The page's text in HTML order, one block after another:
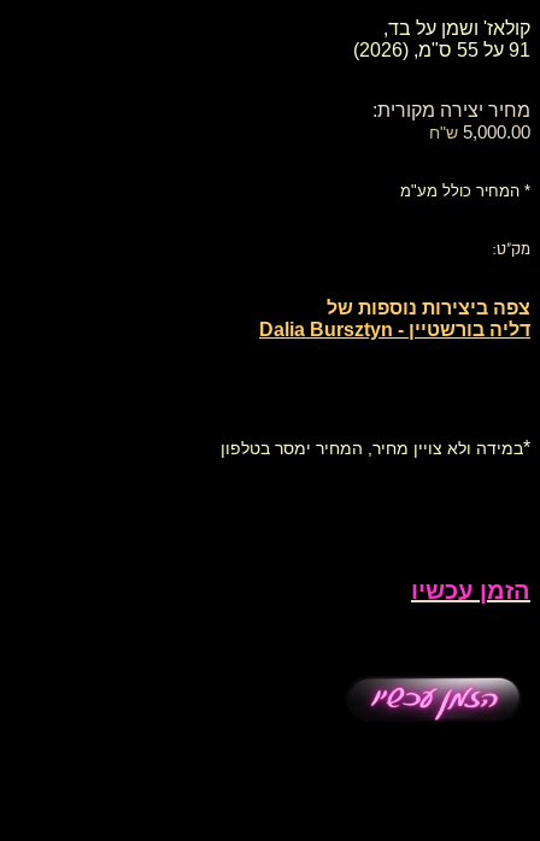
קולאז' ושמן על בד,
91 על 55 ס"מ, (2026)
מחיר יצירה מקורית:
5,000.00 ש"ח
* המחיר כולל מע"מ
מק"ט:
צפה ביצירות נוספות של
דליה בורשטיין - Dalia Bursztyn
*במידה ולא צויין מחיר, המחיר ימסר בטלפון
הזמן עכשיו